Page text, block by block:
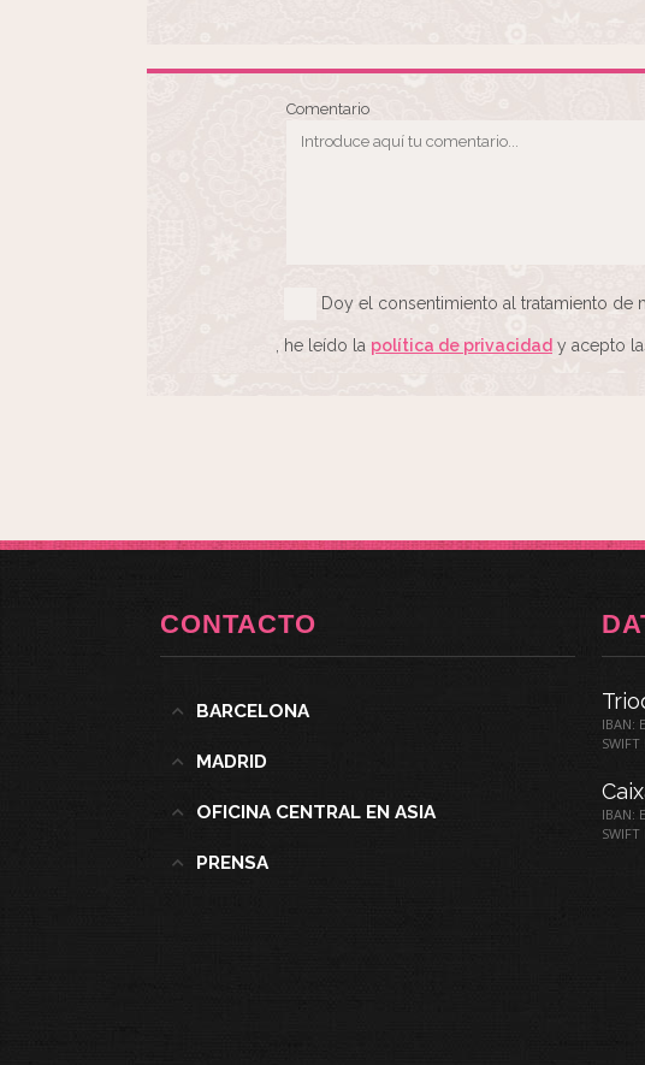
Comentario
Doy el consentimiento al tratamiento de
, he leído la política de privacidad y acepto
CONTACTO
BARCELONA
MADRID
OFICINA CENTRAL EN ASIA
PRENSA
IBAN:
SWIFT
IBAN:
SWIFT